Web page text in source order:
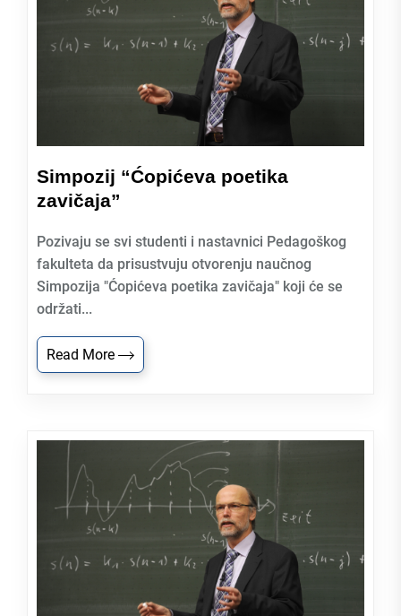
Simpozij “Ćopićeva poetika
zavičaja”
Pozivaju se svi studenti i nastavnici Pedagoškog
fakulteta da prisustvuju otvorenju naučnog
Simpozija "Ćopićeva poetika zavičaja" koji će se
održati...
Read More